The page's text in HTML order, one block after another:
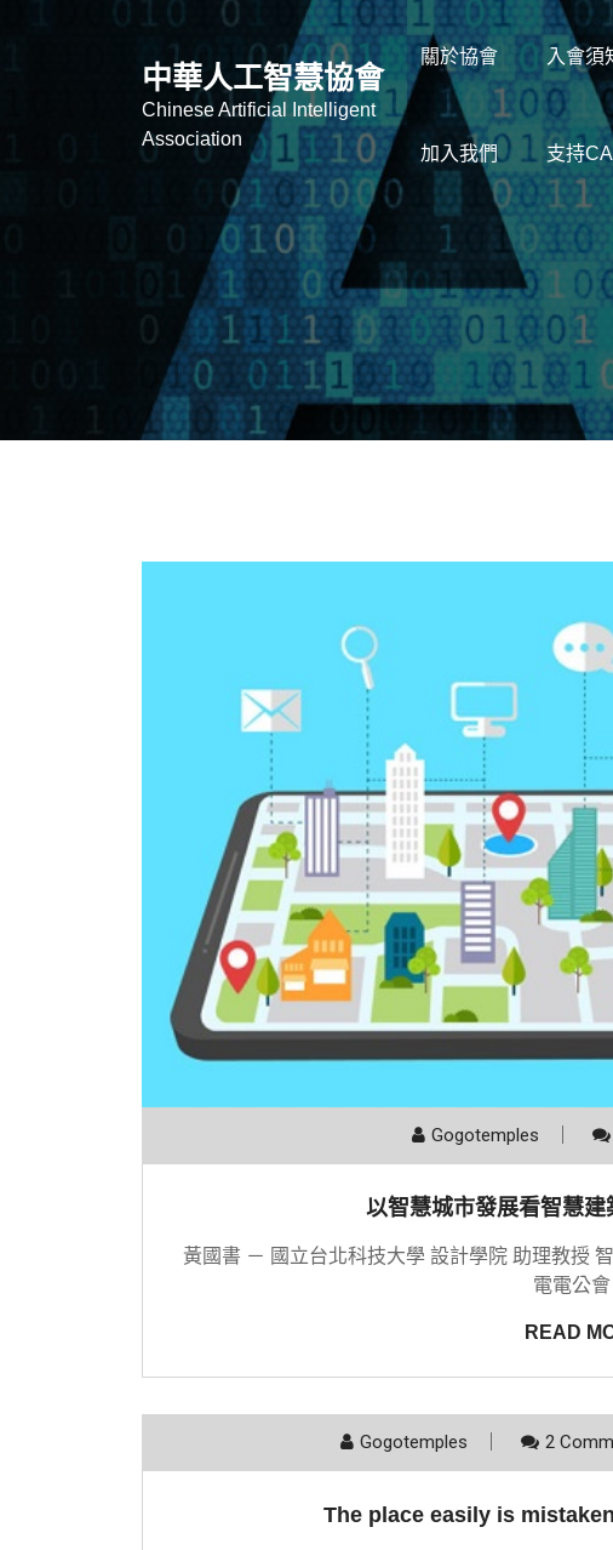
中華人工智慧協會
Chinese Artificial Intelligent
Association
關於協會 入會須
加入我們 支持
Gogotemples
以智慧城市發展看智慧
黃國書 － 國立台北科技大學 設計學院 助理教授
電電公
READ
Gogotemples 2
The place easily is